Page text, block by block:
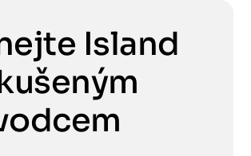
Island